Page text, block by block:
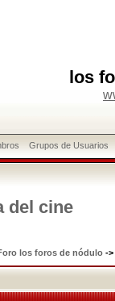
los
Grupos de Usuarios
del cine
los foros de nódulo ->